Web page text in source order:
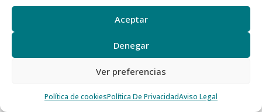
Aceptar
Denegar
Ver preferencias
Política de cookiesPolítica De PrivacidadAviso Legal